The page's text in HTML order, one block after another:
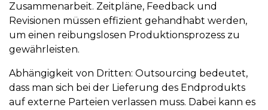
Zusammenarbeit. Zeitpläne, Feedback und
Revisionen müssen effizient gehandhabt werden,
um einen reibungslosen Produktionsprozess zu
gewährleisten.
Abhängigkeit von Dritten: Outsourcing bedeutet,
dass man sich bei der Lieferung des Endprodukts
auf externe Parteien verlassen muss. Dabei kann es